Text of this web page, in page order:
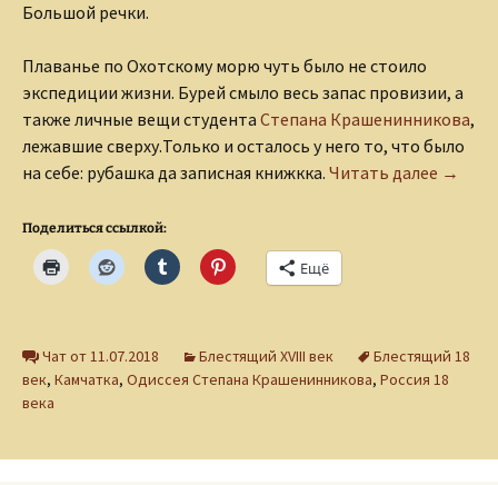
Большой речки.
Плаванье по Охотскому морю чуть было не стоило
экспедиции жизни. Бурей смыло весь запас провизии, а
также личные вещи студента Степана Крашенинникова,
лежавшие сверху.Только и осталось у него то, что было
на себе: рубашка да записная книжкка. Читать далее →
Поделиться ссылкой:
Ещё
Чат от 11.07.2018 Блестящий XVIII век
Блестящий 18
век, Камчатка, Одиссея Степана Крашенинникова, Россия 18
века